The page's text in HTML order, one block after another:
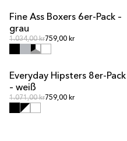
MULTIPACK-ANGEBOT
Fine Ass Boxers 6er-Pack –
grau
Normalpreis
1.034,00 krNormalpreis
759,00 kr
MULTIPACK-ANGEBOT
Everyday Hipsters 8er-Pack
– weiß
Normalpreis
1.071,00 krNormalpreis
759,00 kr